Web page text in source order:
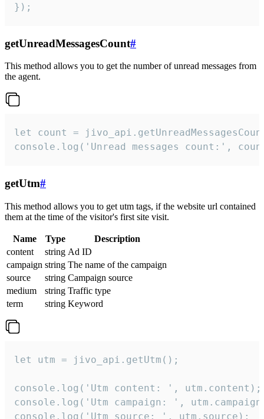
});
getUnreadMessagesCount#
This method allows you to get the number of unread messages from
the agent.
let count =
console.log('Unread messages count:',
getUtm#
This method allows you to get utm tags, if the website url contained
them at the time of the visitor's first site visit.
Name Type
Description
content
string Ad ID
campaign string The name of the campaign
source
string Campaign source
medium
string Traffic type
term
string Keyword
let utm = jivo_api.getUtm();
console.log('Utm content: ', utm.content);
console.log('Utm campaign: ',
console.log('Utm source: ', utm.source);